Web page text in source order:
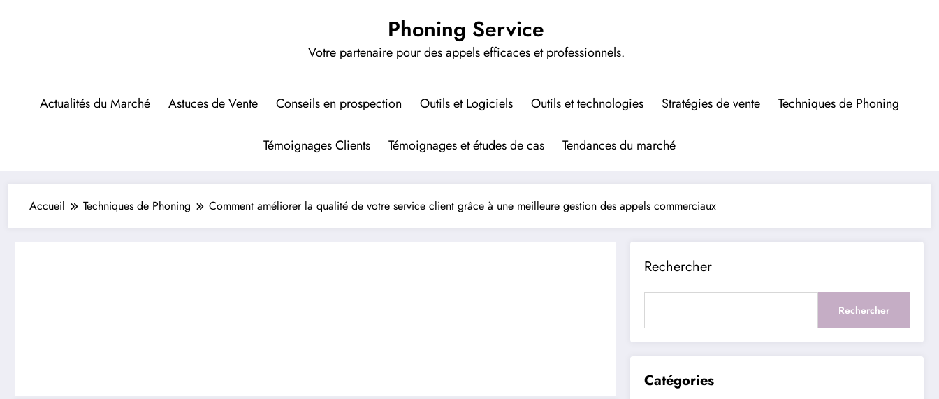
Phoning Service
Votre partenaire pour des appels efficaces et professionnels.
Actualités du Marché Astuces de Vente Conseils en prospection Outils et Logiciels Outils et technologies Stratégies de vente Techniques de Phoning
Témoignages Clients Témoignages et études de cas Tendances du marché
Accueil Techniques de Phoning Comment améliorer la qualité de votre service client grâce à une meilleure gestion des appels commerciaux
Rechercher
Rechercher
Catégories